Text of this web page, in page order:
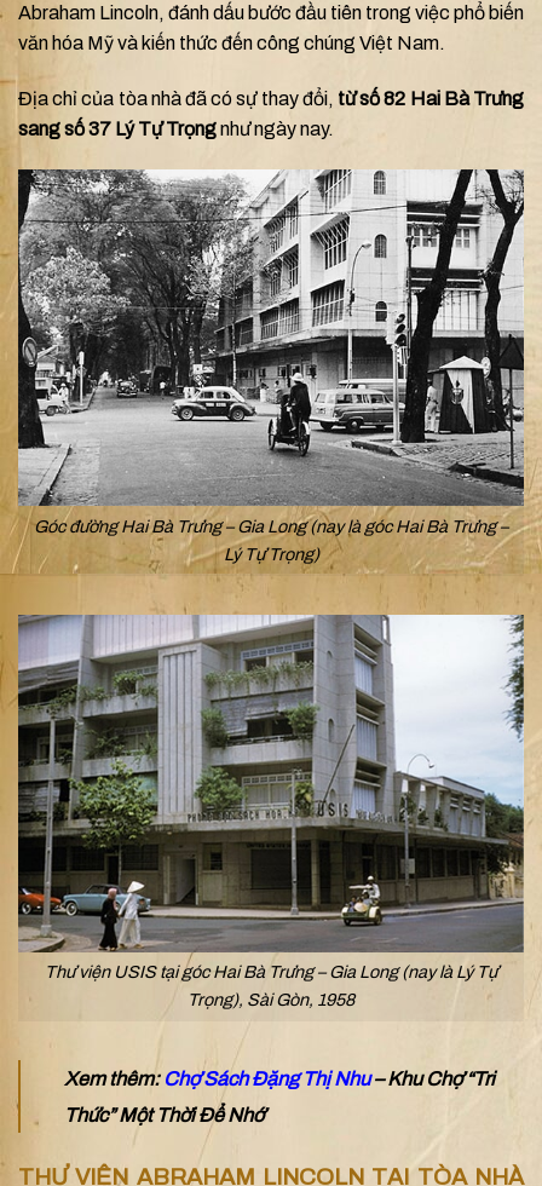
Abraham Lincoln, đánh dấu bước đầu tiên trong việc phổ biến
văn hóa Mỹ và kiến thức đến công chúng Việt Nam.
Địa chỉ của tòa nhà đã có sự thay đổi, từ số 82 Hai Bà Trưng
sang số 37 Lý Tự Trọngnhư ngày nay.
Góc đường Hai Bà Trưng – Gia Long (nay là góc Hai Bà Trưng –
Lý Tự Trọng)
Thư viện USIS tại góc Hai Bà Trưng – Gia Long (nay là Lý Tự
Trọng), Sài Gòn, 1958
Xem thêm: Chợ Sách Đặng Thị Nhu– Khu Chợ “Tri
Thức” Một Thời Để Nhớ
THƯ VIỆN ABRAHAM LINCOLN TẠI TÒA NHÀ